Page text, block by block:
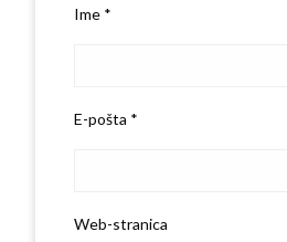
Ime *
E-pošta *
Web-stranica